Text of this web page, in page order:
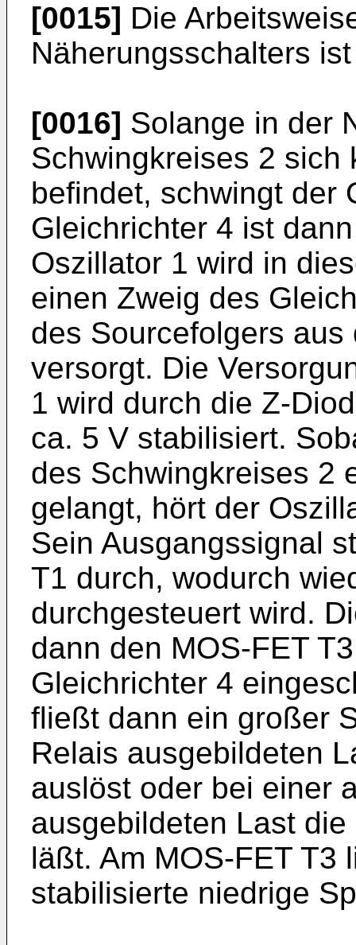
[0015] Die
Näherungsschalters
[0016] Solange in der
Schwingkreises 2 sich
befindet, schwingt der
Gleichrichter 4 ist
Oszillator 1 wird in
einen Zweig des
des Sourcefolgers
versorgt. Die
1 wird durch die Z-
ca. 5 V stabilisiert.
des Schwingkreises 2
gelangt, hört der
Sein Ausgangssignal
T1 durch, wodurch
durchgesteuert wird.
dann den MOS-FET
Gleichrichter 4
fließt dann ein großer
Relais ausgebildeten
auslöst oder bei einer
ausgebildeten Last
läßt. Am MOS-FET T3
stabilisierte niedrige